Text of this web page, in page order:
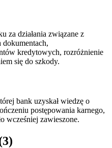
za działania związane z
dokumentach,
kredytowych, rozróżnienie
się do szkody.
bank uzyskał wiedzę o
postępowania karnego,
wcześniej zawieszone.
3)